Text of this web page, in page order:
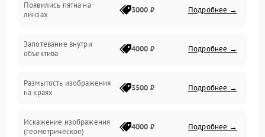
Появились пятна на
линзах
3000 ₽ Подробнее →
Запотевание внутри
объектива
4000 ₽ Подробнее →
Размытость изображения
на краях
3500 ₽ Подробнее →
Искажение изображения
(геометрическое)
4000 ₽ Подробнее →